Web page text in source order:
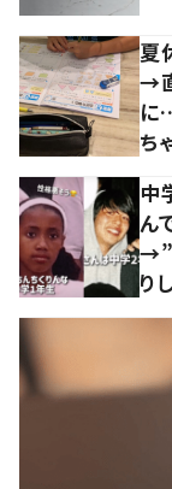
夏
→
に
ち
中
ん
→”
り